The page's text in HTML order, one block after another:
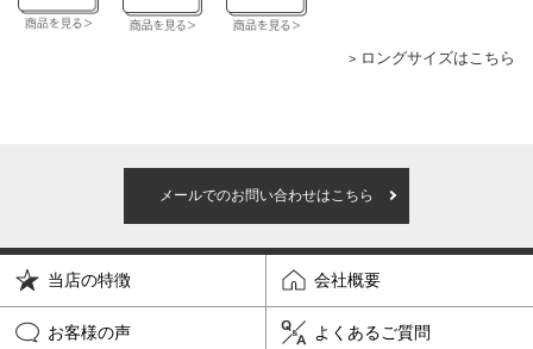
ロングサイズはこちら
メールでのお問い合わせはこちら
当店の特徴 会社概要
お客様の声 よくあるご質問